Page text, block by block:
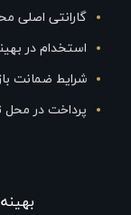
گارانتی اصلی
استخدام در
شرایط ضمانت
پرداخت در محل